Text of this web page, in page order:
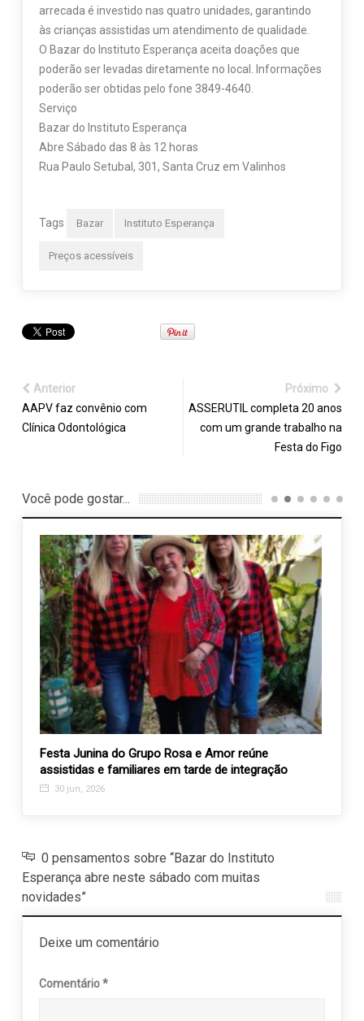
arrecada é investido nas quatro unidades, garantindo
às crianças assistidas um atendimento de qualidade.
O Bazar do Instituto Esperança aceita doações que
poderão ser levadas diretamente no local. Informações
poderão ser obtidas pelo fone 3849-4640.
Serviço
Bazar do Instituto Esperança
Abre Sábado das 8 às 12 horas
Rua Paulo Setubal, 301, Santa Cruz em Valinhos
Tags Bazar Instituto Esperança
Preços acessíveis
Anterior
AAPV faz convênio com
Clínica Odontológica
Próximo
ASSERUTIL completa 20 anos
com um grande trabalho na
Festa do Figo
Você pode gostar...
Festa Junina do Grupo Rosa e Amor reúne
assistidas e familiares em tarde de integração
30 jun, 2026
0 pensamentos sobre “Bazar do Instituto
Esperança abre neste sábado com muitas
novidades”
Deixe um comentário
Comentário*